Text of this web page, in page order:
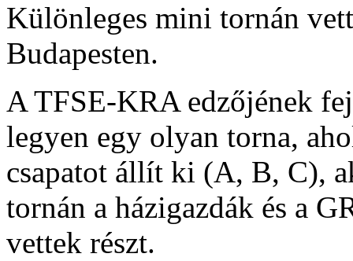
Különleges mini tornán
Budapesten.
A TFSE-KRA edzőjének
legyen egy olyan torna,
csapatot állít ki (A, B, C),
tornán a házigazdák és a
vettek részt.